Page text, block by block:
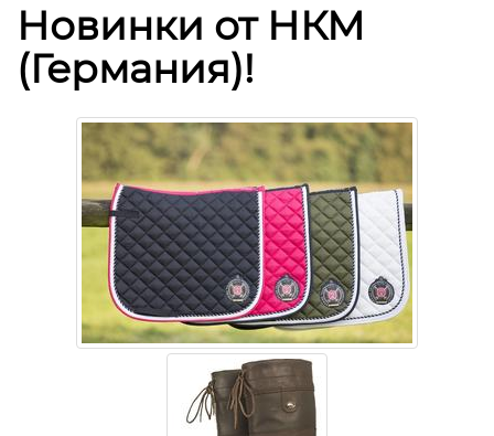
Новинки от НКМ
(Германия)!